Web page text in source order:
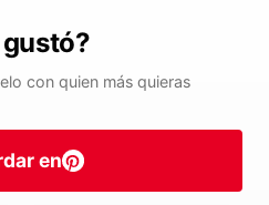
gustó?
con quien más quieras
en